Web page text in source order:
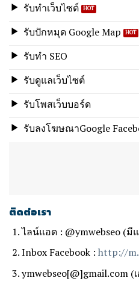
รับทำเว็บไซต์
รับปักหมุด Google Map
รับทำ SEO
รับดูแลเว็บไซต์
รับโพสเว็บบอร์ด
รับลงโฆษณาGoogle
ติดต่อเรา
ไลน์แอด : @ymwebseo (
Inbox Facebook : http://
ymwebseo[@]gmail.com